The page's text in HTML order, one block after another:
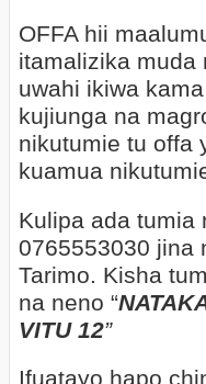
OFFA hii
itamalizika muda
uwahi ikiwa
kujiunga na
nikutumie tu offa
kuamua
Kulipa ada tumia
0765553030 jina
Tarimo. Kisha
na neno “
VITU 12”